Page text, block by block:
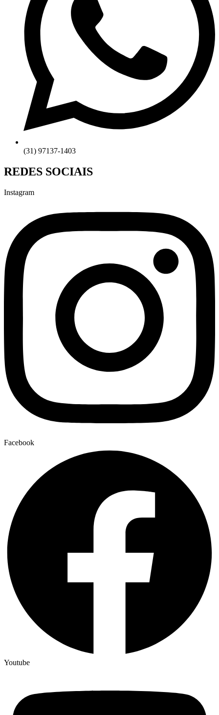
(31) 97137-1403
REDES SOCIAIS
Instagram
Facebook
Youtube